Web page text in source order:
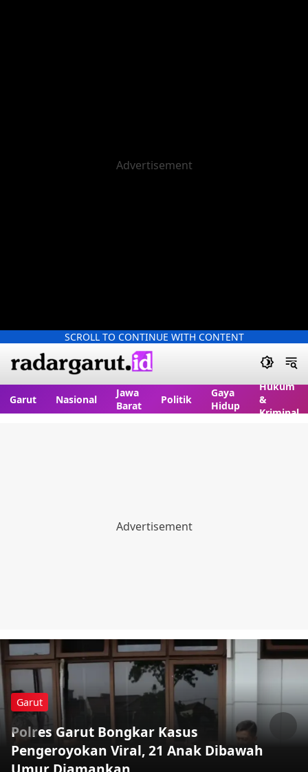
SCROLL TO CONTINUE WITH CONTENT
Garut Nasional
Jawa
Barat
Politik
Gaya
Hidup
Hukum
&
Kriminal
Garut
Polres Garut Bongkar Kasus
Pengeroyokan Viral, 21 Anak Dibawah
Previous